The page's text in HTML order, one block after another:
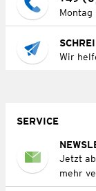
Montag
Wir
SERVICE
Jetzt
mehr